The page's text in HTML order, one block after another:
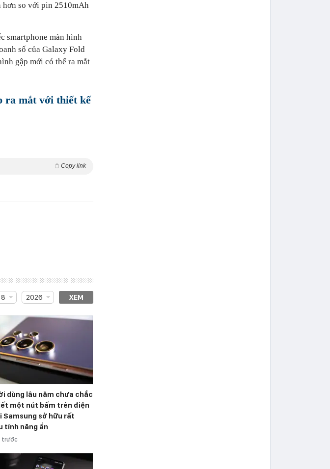
so với pin 2510mAh
smartphone màn hình
số của Galaxy Fold
gập mới có thể ra mắt
ra mắt với thiết kế
Copy link
8 2026 XEM
dùng lâu năm chưa chắc
một nút bấm trên điện
Samsung sở hữu rất
tính năng ẩn
trước